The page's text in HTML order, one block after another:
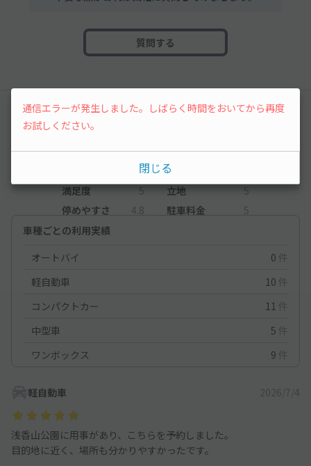
質問する
レビュー
5（6件）
満足度 5 立地
5
停めやすさ
4.8 駐車料金
5
車種ごとの利用実績
オートバイ
0 件
軽自動車
10 件
コンパクトカー
11 件
中型車
5 件
ワンボックス
9 件
軽自動車 2026/7/4
浅香山公園に用事があり、こちらを予約しました。
目的地に近く、場所も分かりやすかったです。
通信エラーが発生しました。しばらく時間をおいてから再度
お試しください。
閉じる